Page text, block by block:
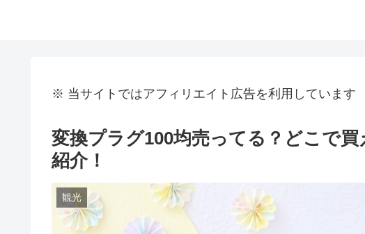
※ 当サイトではアフィリエイト広告を利用しています
変換プラグ100均売ってる？どこで
紹介！
観光